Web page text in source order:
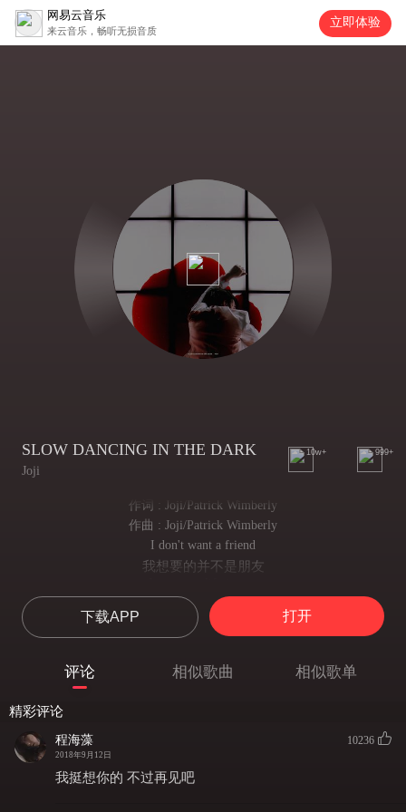
网易云音乐
来云音乐，畅听无损音质
立即体验
SLOW DANCING IN THE DARK
Joji
10w+ 999+
作词 : Joji/Patrick Wimberly
作曲 : Joji/Patrick Wimberly
I don't want a friend
我想要的并不是朋友
而是出双入对的生活
Waiting to get there
一直等待那样的生活
也一直等着未来的你
Don't follow me you'll end up in my arms,
下载APP 打开
评论 相似歌曲 相似歌单
精彩评论
程海藻
2018年9月12日
10236
我挺想你的 不过再见吧